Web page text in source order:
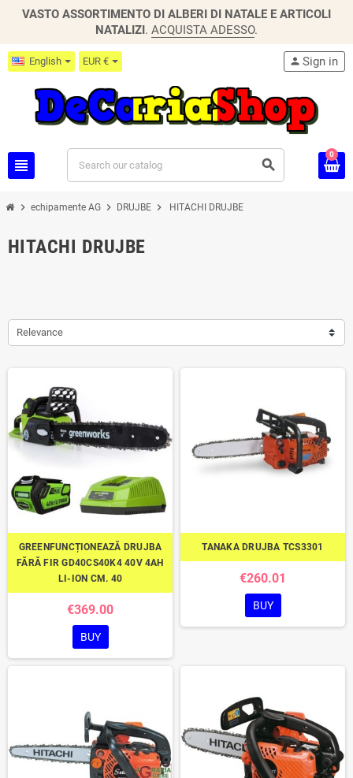
VASTO ASSORTIMENTO DI ALBERI DI NATALE E ARTICOLI
NATALIZI. ACQUISTA ADESSO.
English EUR €
view_headline search
person Sign in
0
chevron_right echipamente AG chevron_right DRUJBE chevron_right HITACHI DRUJBE
HITACHI DRUJBE
Relevance
GREENFUNCȚIONEAZĂ DRUJBA
FĂRĂ FIR GD40CS40K4 40V 4AH
LI-ION CM. 40
€369.00
BUY
TANAKA DRUJBA TCS3301
€260.01
BUY